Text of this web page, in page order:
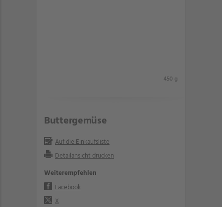
450 g
Buttergemüse
Auf die Einkaufsliste
Detailansicht drucken
Weiterempfehlen
Facebook
X